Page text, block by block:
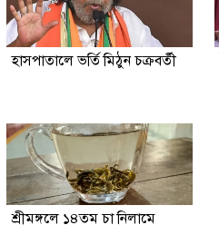
হাসপাতালে ভর্তি মিঠুন চক্রবর্তী
শ্রীমঙ্গলে ১৪তম চা নিলামে